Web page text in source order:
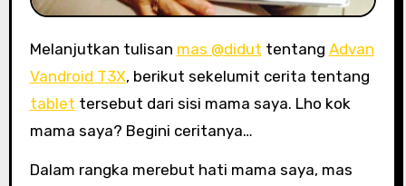
Melanjutkan tulisan mas @didut tentang Advan
Vandroid T3X, berikut sekelumit cerita tentang
tablet tersebut dari sisi mama saya. Lho kok
mama saya? Begini ceritanya…
Dalam rangka merebut hati mama saya, mas